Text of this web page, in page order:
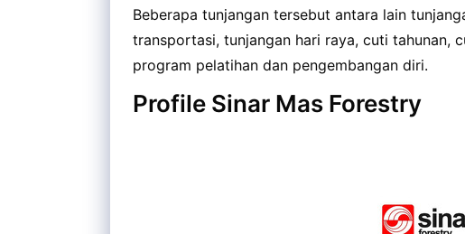
Beberapa tunjangan tersebut antara lain
transportasi, tunjangan hari raya, cuti tahunan,
program pelatihan dan pengembangan diri.
Profile Sinar Mas Forestry